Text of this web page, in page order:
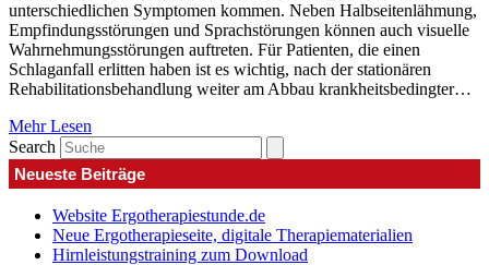
unterschiedlichen Symptomen kommen. Neben Halbseitenlähmung,
Empfindungsstörungen und Sprachstörungen können auch visuelle
Wahrnehmungsstörungen auftreten. Für Patienten, die einen
Schlaganfall erlitten haben ist es wichtig, nach der stationären
Rehabilitationsbehandlung weiter am Abbau krankheitsbedingter…
Mehr Lesen
Search
Neueste Beiträge
Website Ergotherapiestunde.de
Neue Ergotherapieseite, digitale Therapiematerialien
Hirnleistungstraining zum Download